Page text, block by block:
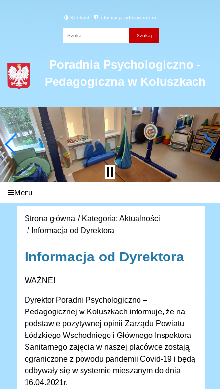
Kontrast Informacja administratora
Poradnia Psychologiczno -
Pedagogiczna w Koluszkach
Menu
Strona główna
Kategoria: Aktualności
Informacja od Dyrektora
Informacja od Dyrektora
WAŻNE!
Dyrektor Poradni Psychologiczno –
Pedagogicznej w Koluszkach informuje, że na
podstawie pozytywnej opinii Zarządu Powiatu
Łódzkiego Wschodniego i Głównego Inspektora
Sanitarnego zajęcia w naszej placówce zostają
ograniczone z powodu pandemii Covid-19 i będą
odbywały się w systemie mieszanym do dnia
16.04.2021r.